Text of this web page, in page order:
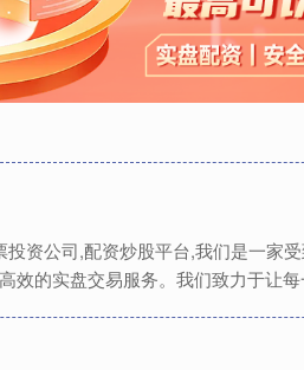
资公司,配资炒股平台,我们是一家
效的实盘交易服务。我们致力于让